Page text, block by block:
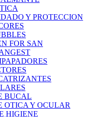
Y PROTECCION
FOR SAN
BUCAL
OTICA Y OCULAR
HIGIENE